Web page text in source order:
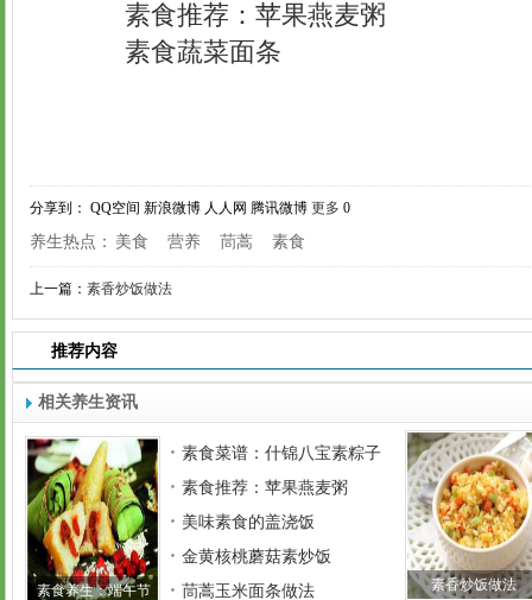
素食推荐：苹果燕麦粥
素食蔬菜面条
分享到： QQ空间 新浪微博 人人网 腾讯微博 更多 0
养生热点： 美食 营养 茼蒿 素食
上一篇： 素香炒饭做法
推荐内容
相关养生资讯
素食养生：端午节
素食菜谱：什锦八宝素粽子
素食推荐：苹果燕麦粥
美味素食的盖浇饭
金黄核桃蘑菇素炒饭
茼蒿玉米面条做法
素香炒饭做法